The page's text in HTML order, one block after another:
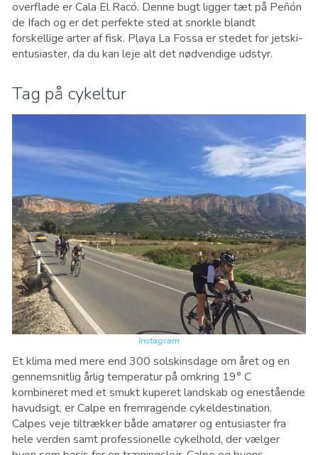
overflade er Cala El Racó. Denne bugt ligger tæt på Peñón
de Ifach og er det perfekte sted at snorkle blandt
forskellige arter af fisk. Playa La Fossa er stedet for jetski-
entusiaster, da du kan leje alt det nødvendige udstyr.
Tag på cykeltur
Instagram
Et klima med mere end 300 solskinsdage om året og en
gennemsnitlig årlig temperatur på omkring 19° C
kombineret med et smukt kuperet landskab og enestående
havudsigt, er Calpe en fremragende cykeldestination.
Calpes veje tiltrækker både amatører og entusiaster fra
hele verden samt professionelle cykelhold, der vælger